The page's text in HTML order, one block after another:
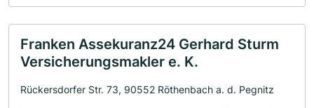
Franken Assekuranz24 Gerhard Sturm
Versicherungsmakler e. K.
Rückersdorfer Str. 73, 90552 Röthenbach a. d. Pegnitz